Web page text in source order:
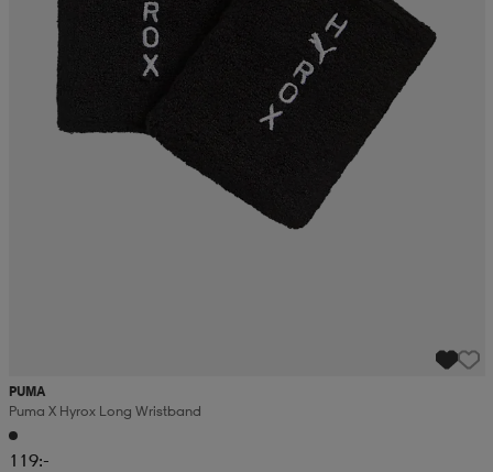
PUMA
Puma X Hyrox Long Wristband
119:-